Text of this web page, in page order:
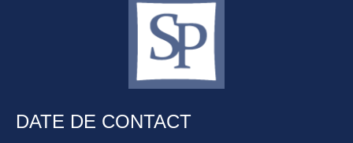
DATE DE CONTACT